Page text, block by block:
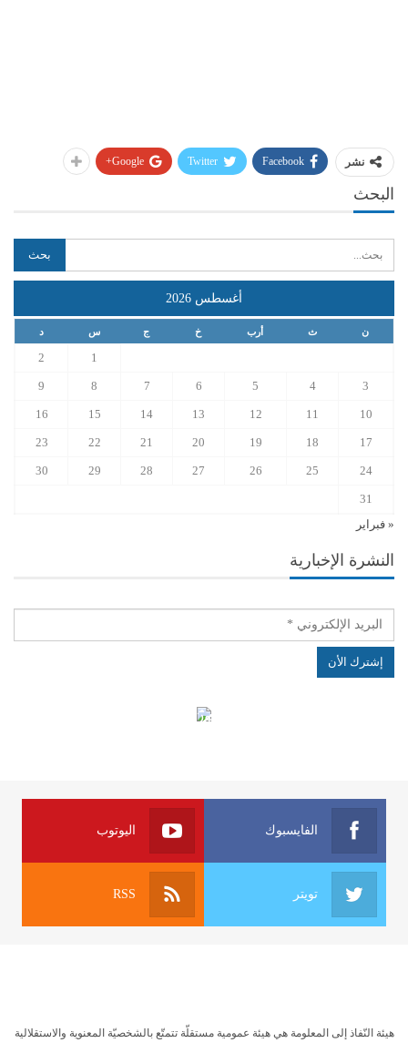
نشر Facebook
Twitter
Google+
البحث
أغسطس 2026
ن ث أرب خ ج س د
1
2
3
4
5
6
7
8
9
10
11
12
13
14
15
16
17
18
19
20
21
22
23
24
25
26
27
28
29
30
31
« فبراير
النشرة الإخبارية
الهياكل الخاضعة لقانون النفاذ إلى المعلومة
الفايسبوك اليوتوب
تويتر RSS
هيئة النّفاذ إلى المعلومة هي هيئة عمومية مستقلّة تتمتّع بالشخصيّة المعنوية والاستقلالية